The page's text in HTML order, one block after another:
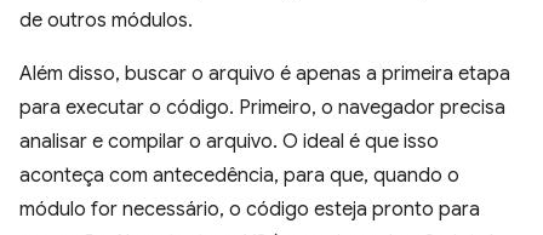
de outros módulos.
Além disso, buscar o arquivo é apenas a primeira etapa
para executar o código. Primeiro, o navegador precisa
analisar e compilar o arquivo. O ideal é que isso
aconteça com antecedência, para que, quando o
módulo for necessário, o código esteja pronto para